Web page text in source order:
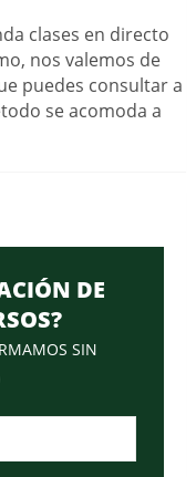
clases en directo
nos valemos de
puedes consultar a
se acomoda a
DE
SIN